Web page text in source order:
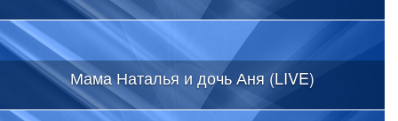
Мама Наталья и дочь Аня (LIVE)